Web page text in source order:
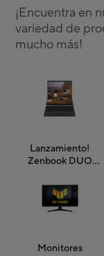
¡Encuentra en
variedad de
mucho más!
Lanzamiento!
Zenbook DUO
Monitores